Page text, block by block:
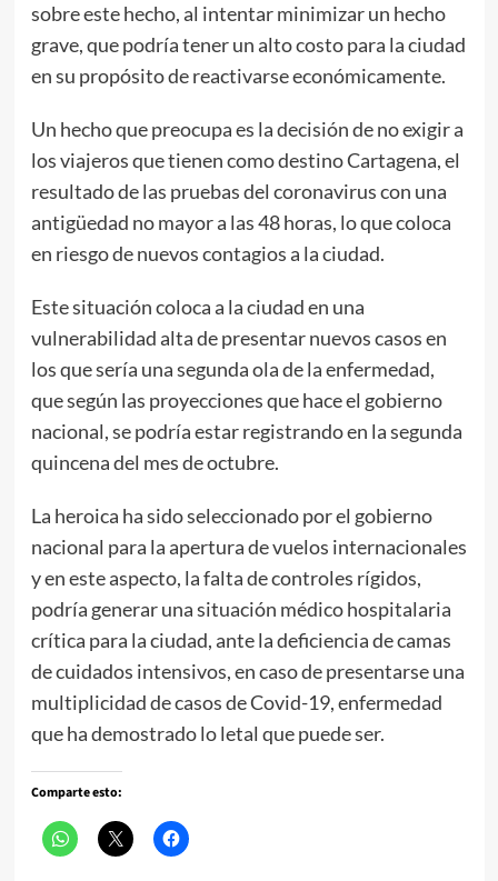
sobre este hecho, al intentar minimizar un hecho
grave, que podría tener un alto costo para la ciudad
en su propósito de reactivarse económicamente.
Un hecho que preocupa es la decisión de no exigir a
los viajeros que tienen como destino Cartagena, el
resultado de las pruebas del coronavirus con una
antigüedad no mayor a las 48 horas, lo que coloca
en riesgo de nuevos contagios a la ciudad.
Este situación coloca a la ciudad en una
vulnerabilidad alta de presentar nuevos casos en
los que sería una segunda ola de la enfermedad,
que según las proyecciones que hace el gobierno
nacional, se podría estar registrando en la segunda
quincena del mes de octubre.
La heroica ha sido seleccionado por el gobierno
nacional para la apertura de vuelos internacionales
y en este aspecto, la falta de controles rígidos,
podría generar una situación médico hospitalaria
crítica para la ciudad, ante la deficiencia de camas
de cuidados intensivos, en caso de presentarse una
multiplicidad de casos de Covid-19, enfermedad
que ha demostrado lo letal que puede ser.
Comparte esto: